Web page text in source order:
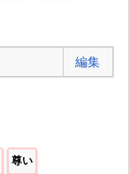
編集
尊い